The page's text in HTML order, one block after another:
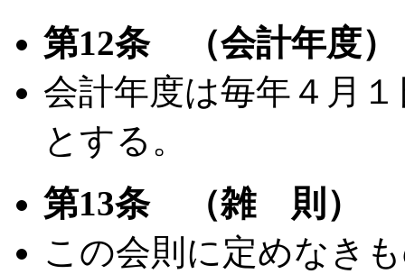
第12条 （会計年度）
会計年度は毎年４月
とする。
第13条 （雑 則）
この会則に定めなき